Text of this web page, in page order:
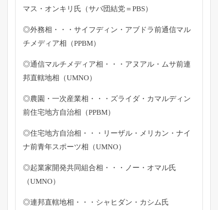
マス・ オンキリ氏（サバ団結党＝PBS）
◎外務相・・・サイフディン・アブドラ前通信マル
チメディア相（PPBM）
◎通信マルチメディア相・・・アヌアル・ムサ前連
邦直轄地相（UMNO）
◎農園・一次産業相・・・ズライダ・ カマルディン
前住宅地方自治相（PPBM）
◎住宅地方自治相・・・リーザル・メリカン・ ナイ
ナ前青年スポーツ相（UMNO）
◎起業家開発共同組合相・・・ノー・オマル氏
（UMNO）
◎連邦直轄地相・・・シャヒダン・カシム氏